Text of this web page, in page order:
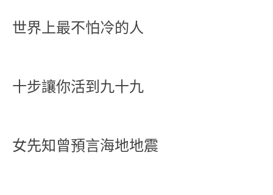
世界上最不怕冷的人
十步讓你活到九十九
女先知曾預言海地地震